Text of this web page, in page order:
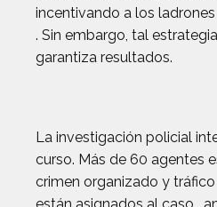
incentivando a los
. Sin embargo, tal
garantiza resultados.
La investigación policial
curso. Más de 60 agentes
crimen organizado y